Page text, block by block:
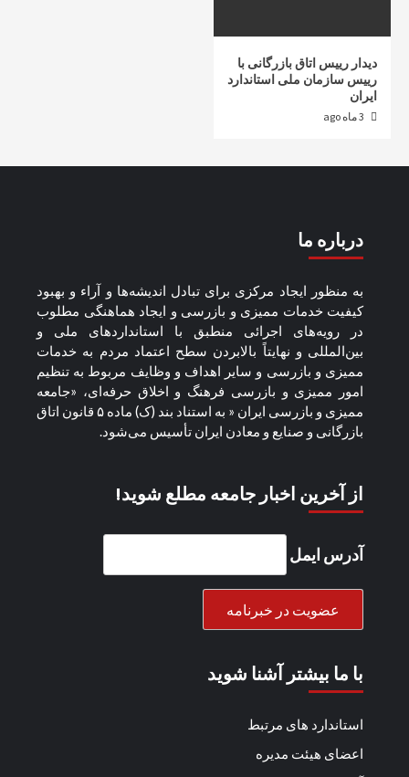
دیدار رییس اتاق بازرگانی با
رییس سازمان ملی استاندارد
ایران
درباره ما
به منظور ايجاد مرکزی برای تبادل انديشه‌ها و آراء و بهبود
کيفيت خدمات مميزی و بازرسی و ايجاد هماهنگی مطلوب
در رويه‌های اجرائی منطبق با استانداردهای ملی و
بين‌المللی و نهايتاً بالابردن سطح اعتماد مردم به خدمات
مميزی و بازرسی و ساير اهداف و وظايف مربوط به تنظيم
امور مميزی و بازرسی فرهنگ و اخلاق حرفه‌ای، «جامعه
مميزی و بازرسی ايران « به استناد بند (ک) ماده ۵ قانون اتاق
بازرگانی و صنايع و معادن ايران تأسيس می‌شود.
از آخرین اخبار جامعه مطلع شوید!
آدرس ایمل
با ما بیشتر آشنا شوید
استاندارد های مرتبط
اعضای هیئت مدیره